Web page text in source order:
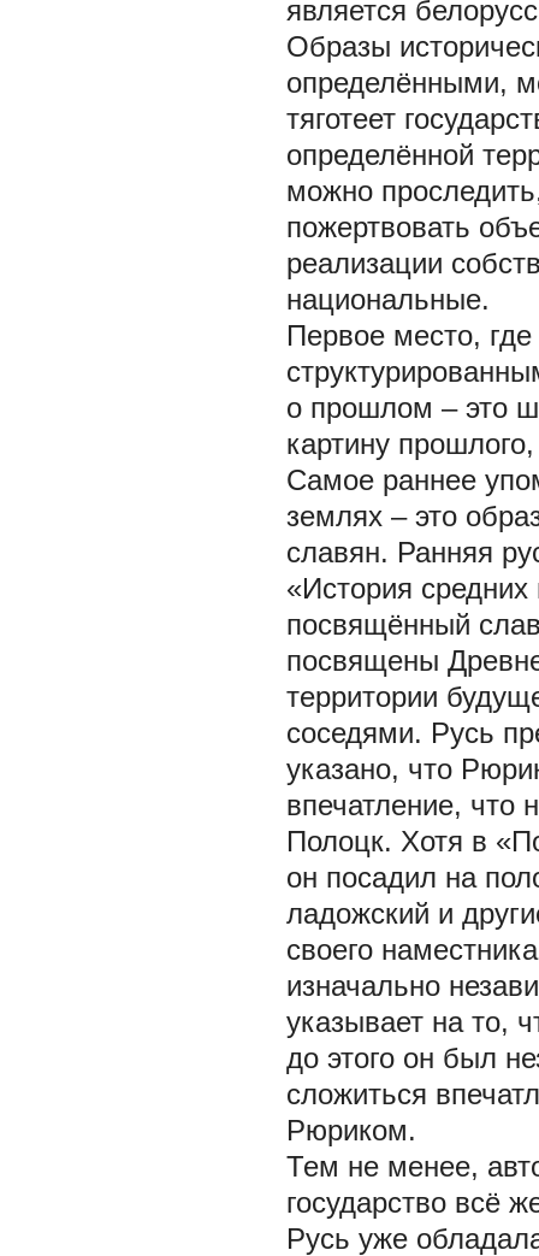
является
Образы
определёнными,
тяготеет
определённой
можно
пожертвовать
реализации
национальные.
Первое место,
о прошлом – это
картину
Самое раннее
землях – это
славян. Ранняя
«История
посвящённый
посвящены
территории
соседями. Русь
указано, что
впечатление, что
Полоцк. Хотя в
он посадил на
ладожский и
своего
изначально
указывает на то,
до этого он был
сложиться
Рюриком.
Тем не менее,
государство всё
Русь уже